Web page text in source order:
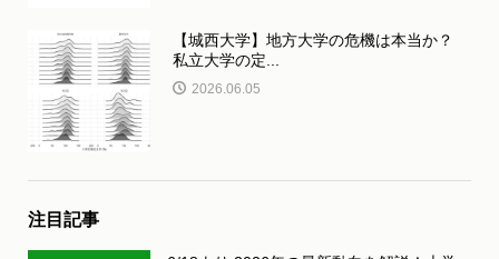
【城西大学】地方大学の危機は本当か？
私立大学の定...
2026.06.05
注目記事